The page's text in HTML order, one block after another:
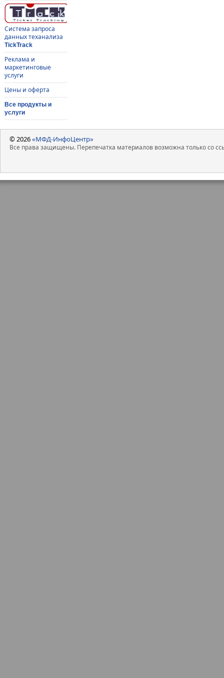
Система запроса
данных теханализа
TickTrack
Реклама и
маркетинговые
услуги
Цены и оферта
Все продукты и
услуги
© 2026«МФД-ИнфоЦентр»
Все права защищены. Перепечатка материалов возможна только со